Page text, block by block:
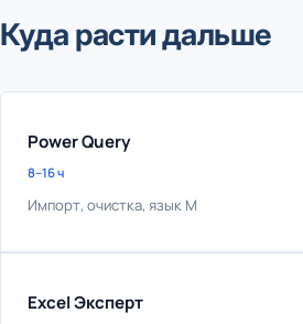
Куда расти дальше
Power Query
8–16 ч
Импорт, очистка, язык M
Excel Эксперт